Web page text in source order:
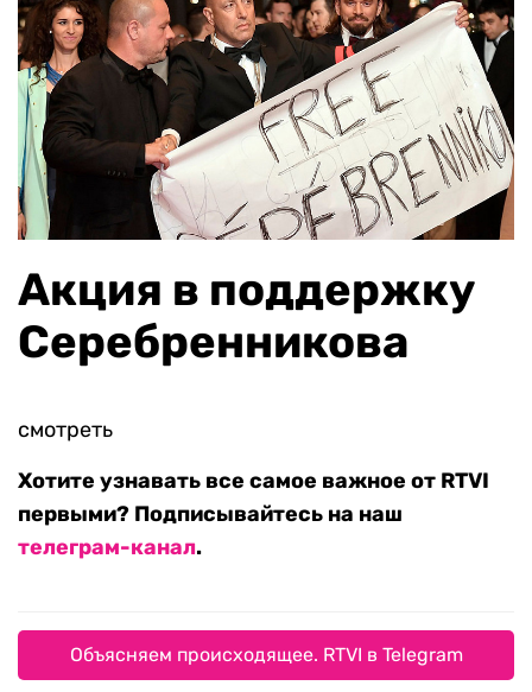
Акция в поддержку
Серебренникова
смотреть
Хотите узнавать все самое важное от RTVI
первыми? Подписывайтесь на наш
телеграм-канал.
Объясняем происходящее. RTVI в Telegram